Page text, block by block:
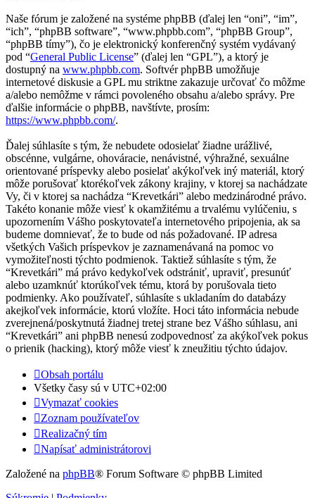
Naše fórum je založené na systéme phpBB (ďalej len “oni”, “im”,
“ich”, “phpBB software”, “www.phpbb.com”, “phpBB Group”,
“phpBB tímy”), čo je elektronický konferenčný systém vydávaný
pod “General Public License” (ďalej len “GPL”), a ktorý je
dostupný na www.phpbb.com. Softvér phpBB umožňuje
internetové diskusie a GPL mu striktne zakazuje určovať čo môžme
a/alebo nemôžme v rámci povoleného obsahu a/alebo správy. Pre
ďalšie informácie o phpBB, navštívte, prosím:
https://www.phpbb.com/.
Ďalej súhlasíte s tým, že nebudete odosielať žiadne urážlivé,
obscénne, vulgárne, ohováracie, nenávistné, výhražné, sexuálne
orientované príspevky alebo posielať akýkoľvek iný materiál, ktorý
môže porušovať ktorékoľvek zákony krajiny, v ktorej sa nachádzate
Vy, či v ktorej sa nachádza “Krevetkári” alebo medzinárodné právo.
Takéto konanie môže viesť k okamžitému a trvalému vylúčeniu, s
upozornením Vášho poskytovateľa internetového pripojenia, ak sa
budeme domnievať, že to bude od nás požadované. IP adresa
všetkých Vašich príspevkov je zaznamenávaná na pomoc vo
vymožiteľnosti týchto podmienok. Taktiež súhlasíte s tým, že
“Krevetkári” má právo kedykoľvek odstrániť, upraviť, presunúť
alebo uzamknúť ktorúkoľvek tému, ktorá by porušovala tieto
podmienky. Ako používateľ, súhlasíte s ukladaním do databázy
akejkoľvek informácie, ktorú vložíte. Hoci táto informácia nebude
zverejnená/poskytnutá žiadnej tretej strane bez Vášho súhlasu, ani
“Krevetkári” ani phpBB nenesú zodpovednosť za akýkoľvek pokus
o prienik (hacking), ktorý môže viesť k zneužitiu týchto údajov.
Obsah portálu
Všetky časy sú v UTC+02:00
Vymazať cookies
Zoznam používateľov
Realizačný tím
Napísať administrátorovi
Založené na phpBB® Forum Software © phpBB Limited